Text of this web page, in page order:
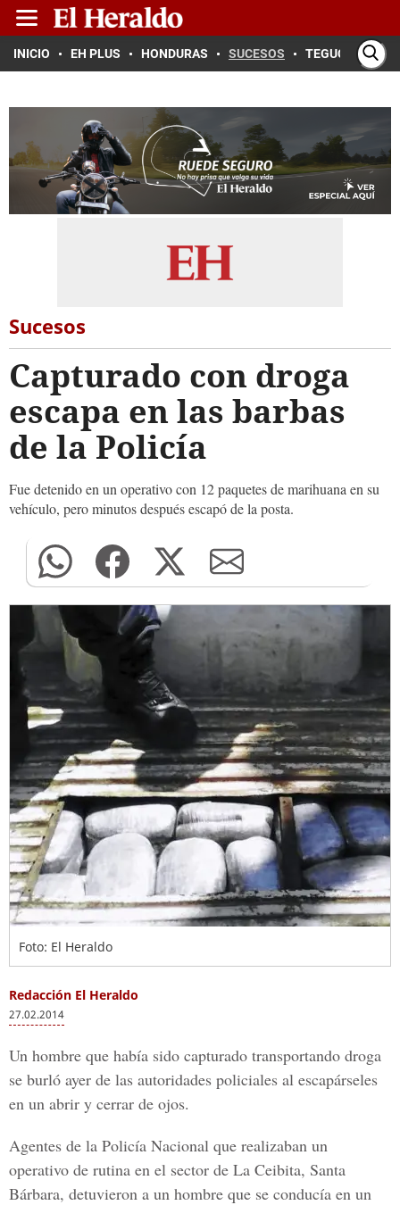
INICIO EH PLUS HONDURAS SUCESOS TEGUCIGALPA
Sucesos
Capturado con droga
escapa en las barbas
de la Policía
Fue detenido en un operativo con 12 paquetes de marihuana en su
vehículo, pero minutos después escapó de la posta.
Foto: El Heraldo
Redacción El Heraldo
27.02.2014
Un hombre que había sido capturado transportando droga
se burló ayer de las autoridades policiales al escapárseles
en un abrir y cerrar de ojos.
Agentes de la Policía Nacional que realizaban un
operativo de rutina en el sector de La Ceibita, Santa
Bárbara, detuvieron a un hombre que se conducía en un